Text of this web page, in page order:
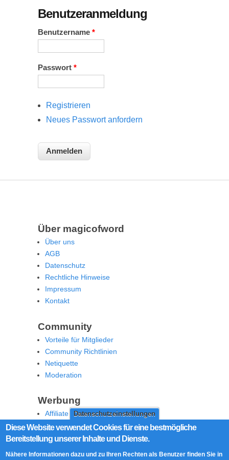
Datenschutzeinstellungen
Diese Website verwendet Cookies für eine bestmögliche
Bereitstellung unserer Inhalte und Dienste.
Nähere Informationen dazu und zu Ihren Rechten als Benutzer finden Sie in
Benutzeranmeldung
Benutzername *
Passwort *
Registrieren
Neues Passwort anfordern
Über magicofword
Über uns
AGB
Datenschutz
Rechtliche Hinweise
Impressum
Kontakt
Community
Vorteile für Mitglieder
Community Richtlinien
Netiquette
Moderation
Werbung
Affiliate Offenlegung
Werben Sie auf MoW
Social Media